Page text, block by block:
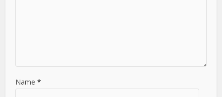
Name*